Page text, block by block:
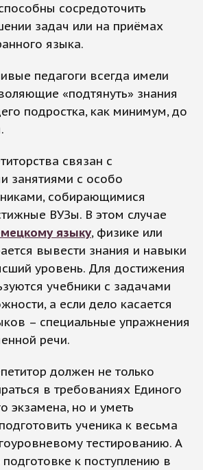
сосредоточить
задач или на приёмах
языка.
педагоги всегда имели
«подтянуть» знания
подростка, как минимум, до
связан с
занятиями с особо
собирающимися
ВУЗы. В этом случае
языку, физике или
вывести знания и навыки
уровень. Для достижения
учебники с задачами
а если дело касается
– специальные упражнения
речи.
должен не только
в требованиях Единого
экзамена, но и уметь
ученика к весьма
тестированию. А
к поступлению в